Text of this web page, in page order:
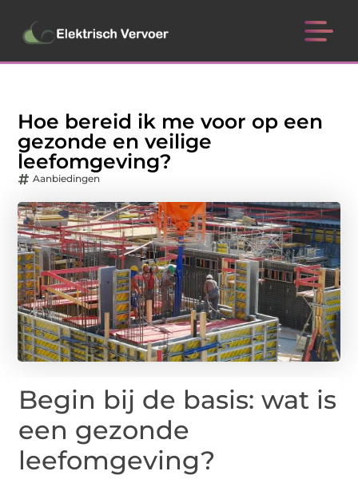
Hoe bereid ik me voor op een
gezonde en veilige
leefomgeving?
Aanbiedingen
Begin bij de basis: wat is
een gezonde
leefomgeving?